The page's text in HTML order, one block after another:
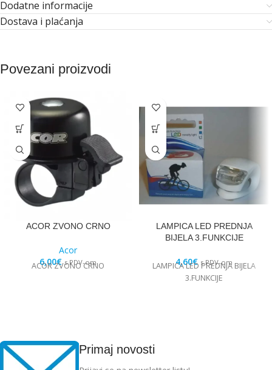
Dodatne informacije
Dostava i plaćanja
Povezani proizvodi
ACOR ZVONO CRNO
Acor
6,00€ s PDV-om
ACOR ZVONO CRNO
LAMPICA LED PREDNJA
BIJELA 3.FUNKCIJE
4,60€ s PDV-om
LAMPICA LED PREDNJA BIJELA
3.FUNKCIJE
Primaj novosti